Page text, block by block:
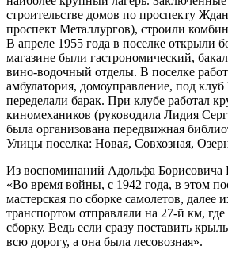
строительстве домов по проспекту
проспект Металлургов), строили
В апреле 1955 года в поселке открыли
магазине были гастрономический,
вино-водочный отделы. В поселке
амбулатория, домоуправление, под
переделали барак. При клубе работал
киномехаников (руководила Лидия
была организована передвижная
Улицы поселка: Новая, Совхозная,
Из воспоминаний Адольфа
«Во время войны, с 1942 года, в этом
мастерская по сборке самолетов, далее
транспортом отправляли на 27-й км,
сборку. Ведь если сразу поставить
всю дорогу, а она была лесовозная».